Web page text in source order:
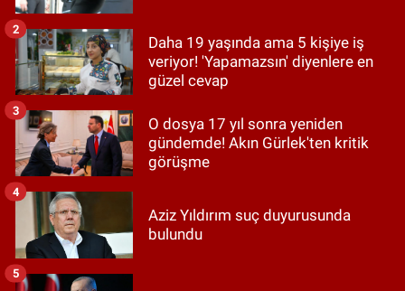
Daha 19 yaşında ama 5 kişiye iş
veriyor! 'Yapamazsın' diyenlere en
güzel cevap
2
O dosya 17 yıl sonra yeniden
gündemde! Akın Gürlek'ten kritik
görüşme
3
Aziz Yıldırım suç duyurusunda
bulundu
4
5